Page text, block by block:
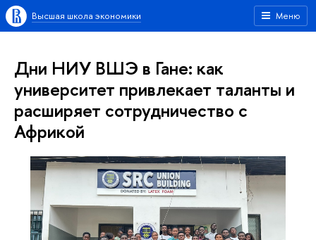
Меню
Высшая школа экономики
Дни НИУ ВШЭ в Гане: как
университет привлекает таланты и
расширяет сотрудничество с
Африкой